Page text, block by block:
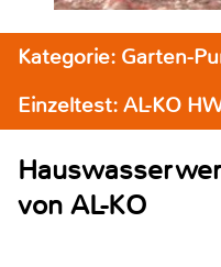
Kategorie: Garten-
Einzeltest: AL-KO
von AL-KO